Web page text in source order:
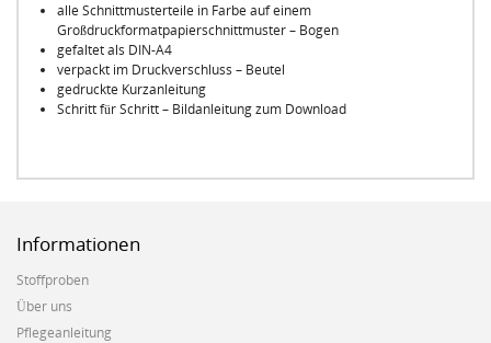
alle Schnittmusterteile in Farbe auf einem
Großdruckformatpapierschnittmuster – Bogen
gefaltet als DIN-A4
verpackt im Druckverschluss – Beutel
gedruckte Kurzanleitung
Schritt für Schritt – Bildanleitung zum Download
Informationen
Stoffproben
Über uns
Pflegeanleitung